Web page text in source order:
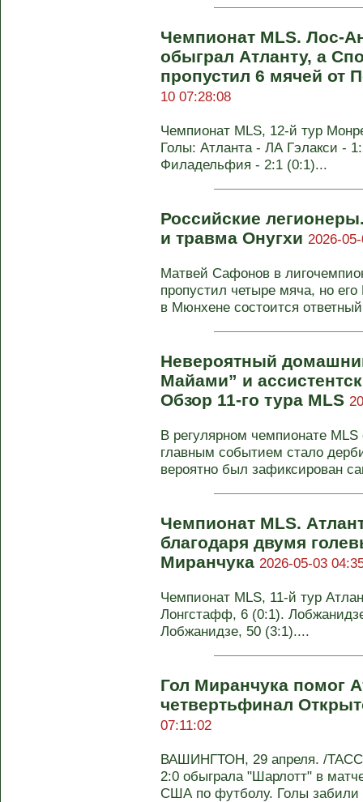
Чемпионат MLS. Лос-
обыграл Атланту, а
пропустил 6 мячей от
10 07:28:08
Чемпионат MLS, 12-й тур
Голы: Атланта - ЛА Гэлакси -
Филадельфия - 2:1 (0:1)...
Российские
и травма Онугхи 2026-
Матвей Сафонов в
пропустил четыре мяча, но
в Мюнхене состоится
Невероятный
Майами” и
Обзор 11-го тура MLS
В регулярном чемпионате MLS
главным событием стало
вероятно был зафиксирован
Чемпионат MLS.
благодаря двумя
Миранчука 2026-05-03
Чемпионат MLS, 11-й тур
Лонгстафф, 6 (0:1).
Лобжанидзе, 50 (3:1)....
Гол Миранчука помог
четвертьфинал
07:11:02
ВАШИНГТОН, 29 апреля. /ТАСС/
2:0 обыграла "Шарлотт" в
США по футболу. Голы забили